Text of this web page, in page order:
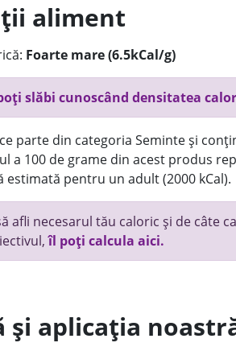
aliment
Foarte mare (6.5kCal/g)
slăbi cunoscând densitatea
parte din categoria Seminte și
a 100 de grame din acest produs
estimată pentru un adult (2000 kCal).
afli necesarul tău caloric și de câte
îl poți calcula aici.
și aplicația